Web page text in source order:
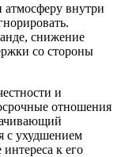
внутри
снижение
со стороны
и
отношения
с ухудшением
к его